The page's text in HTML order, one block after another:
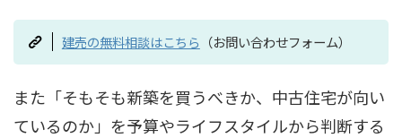
建売の無料相談はこちら （お問い合わせフォーム）
また「そもそも新築を買うべきか、中古住宅が向い
ているのか」を予算やライフスタイルから判断する